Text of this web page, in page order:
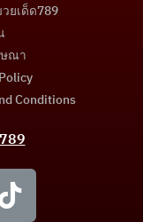
ยเด็ด789
ณา
Conditions